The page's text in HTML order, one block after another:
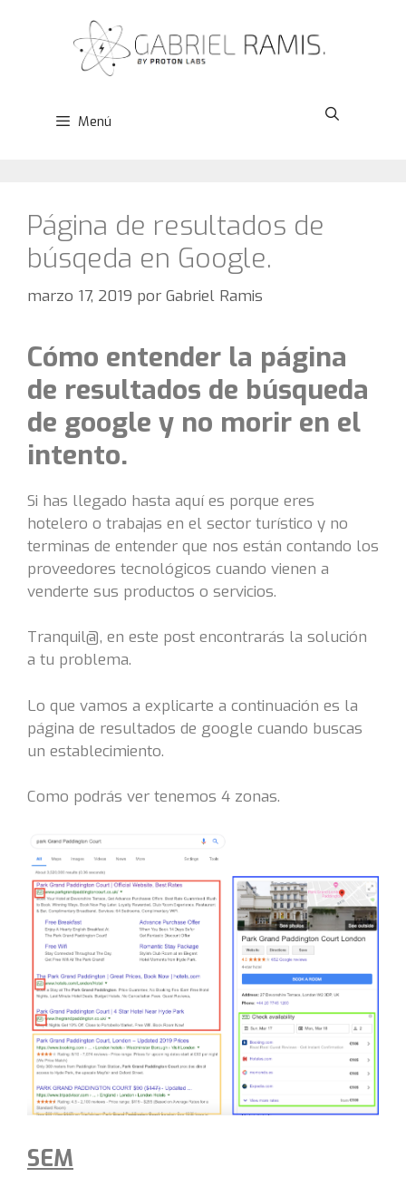
Menú
Página de resultados de
búsqeda en Google.
marzo 17, 2019 por Gabriel Ramis
Cómo entender la página
de resultados de búsqueda
de google y no morir en el
intento.
Si has llegado hasta aquí es porque eres
hotelero o trabajas en el sector turístico y no
terminas de entender que nos están contando los
proveedores tecnológicos cuando vienen a
venderte sus productos o servicios.
Tranquil@, en este post encontrarás la solución
a tu problema.
Lo que vamos a explicarte a continuación es la
página de resultados de google cuando buscas
un establecimiento.
Como podrás ver tenemos 4 zonas.
SEM